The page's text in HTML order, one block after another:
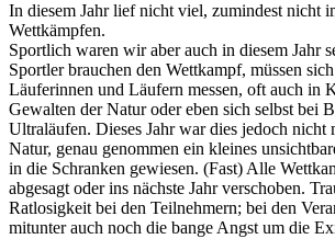
In diesem Jahr lief nicht viel, zumindest nicht
Wettkämpfen.
Sportlich waren wir aber auch in diesem Jahr
Sportler brauchen den Wettkampf, müssen
Läuferinnen und Läufern messen, oft auch in
Gewalten der Natur oder eben sich selbst bei
Ultraläufen. Dieses Jahr war dies jedoch nicht
Natur, genau genommen ein kleines
in die Schranken gewiesen. (Fast) Alle
abgesagt oder ins nächste Jahr verschoben.
Ratlosigkeit bei den Teilnehmern; bei den
mitunter auch noch die bange Angst um die